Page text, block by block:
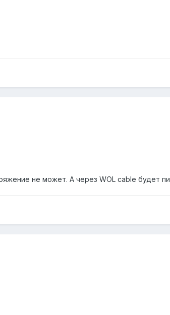
не может. А через WOL cable будет